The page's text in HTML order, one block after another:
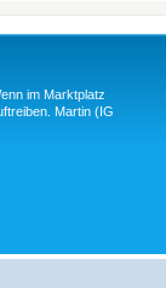
im Marktplatz
Martin (IG